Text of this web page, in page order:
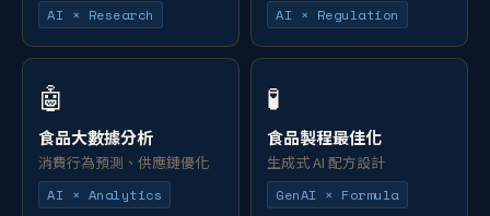
AI × Research AI × Regulation
🤖
食品大數據分析
消費行為預測、供應鏈優化
AI × Analytics
🧪
食品製程最佳化
生成式 AI 配方設計
GenAI × Formula